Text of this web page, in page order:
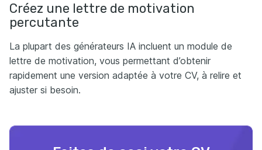
Créez une lettre de motivation
percutante
La plupart des générateurs IA incluent un module de
lettre de motivation, vous permettant d’obtenir
rapidement une version adaptée à votre CV, à relire et
ajuster si besoin.